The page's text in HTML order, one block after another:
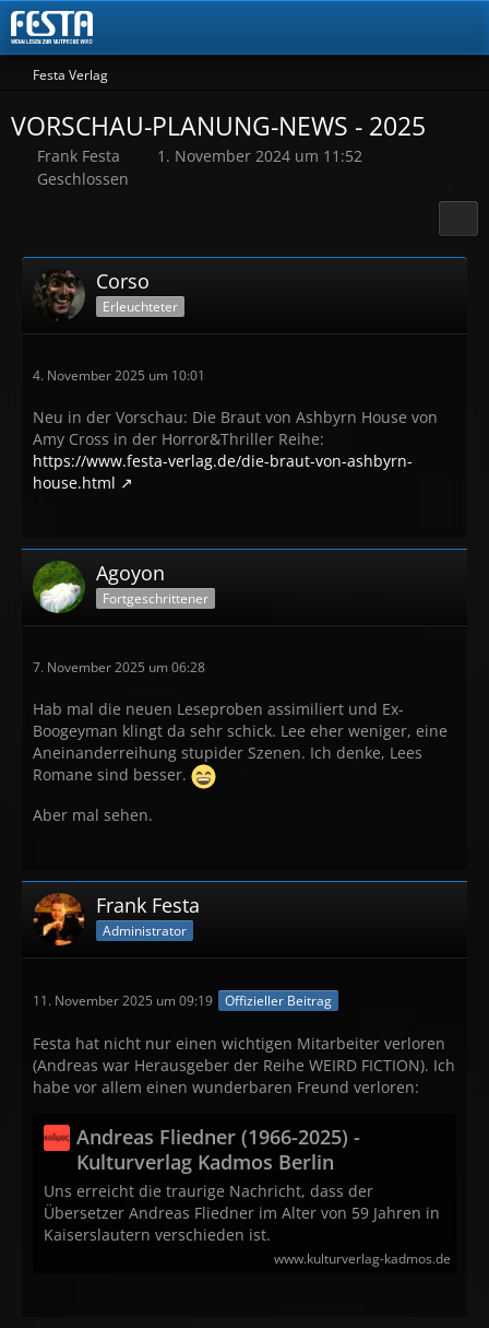
Festa Verlag
VORSCHAU-PLANUNG-NEWS - 2025
Frank Festa
1. November 2024 um 11:52
Geschlossen
Corso
Erleuchteter
4. November 2025 um 10:01
Neu in der Vorschau: Die Braut von Ashbyrn House von
Amy Cross in der Horror&Thriller Reihe:
https://www.festa-verlag.de/die-braut-von-ashbyrn-
house.html
Agoyon
Fortgeschrittener
7. November 2025 um 06:28
Hab mal die neuen Leseproben assimiliert und Ex-
Boogeyman klingt da sehr schick. Lee eher weniger, eine
Aneinanderreihung stupider Szenen. Ich denke, Lees
Romane sind besser.
Aber mal sehen.
Frank Festa
Administrator
11. November 2025 um 09:19 Offizieller Beitrag
Festa hat nicht nur einen wichtigen Mitarbeiter verloren
(Andreas war Herausgeber der Reihe WEIRD FICTION). Ich
habe vor allem einen wunderbaren Freund verloren:
Andreas Fliedner (1966-2025) -
Kulturverlag Kadmos Berlin
Uns erreicht die traurige Nachricht, dass der
Übersetzer Andreas Fliedner im Alter von 59 Jahren in
Kaiserslautern verschieden ist.
www.kulturverlag-kadmos.de